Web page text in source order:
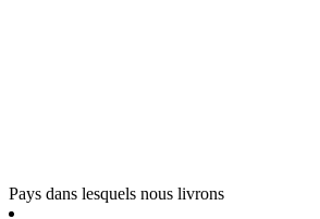
Pays dans lesquels nous livrons